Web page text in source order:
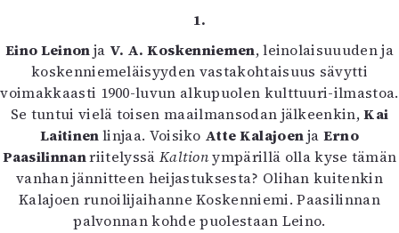
Näyttelyt
Levyt
Kuvataide
Kirjat
In English
Esitystaide
Arkisto
Lehdet
1.
Eino Leinonja V. A. Koskenniemen, leinolaisuuuden ja
koskenniemeläisyyden vastakohtaisuus sävytti
voimakkaasti 1900-luvun alkupuolen kulttuuri-ilmastoa.
Se tuntui vielä toisen maailmansodan jälkeenkin,Kai
Laitinenlinjaa. Voisiko Atte Kalajoenja Erno
Paasilinnanriitelyssä Kaltionympärillä olla kyse tämän
vanhan jännitteen heijastuksesta? Olihan kuitenkin
Kalajoen runoilijaihanne Koskenniemi. Paasilinnan
palvonnan kohde puolestaan Leino.